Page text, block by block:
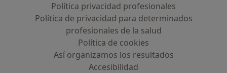
Política privacidad profesionales
Política de privacidad para determinados
profesionales de la salud
Política de cookies
Así organizamos los resultados
Accesibilidad